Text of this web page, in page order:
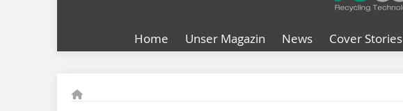
Home Unser Magazin News Cover Stories